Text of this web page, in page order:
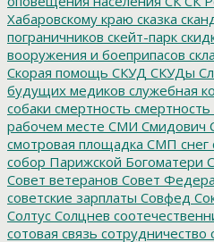
Хабаровскому краю сказка
пограничников скейт-парк
вооружения и боеприпасов
Скорая помощь СКУД СКУДы
будущих медиков служебная
собаки смертность
рабочем месте СМИ Смидович
смотровая площадка СМП снег
собор Парижской Богоматери
Совет ветеранов Совет
советские зарплаты Совфед
Солтус Солцнев
сотовая связь сотрудничество